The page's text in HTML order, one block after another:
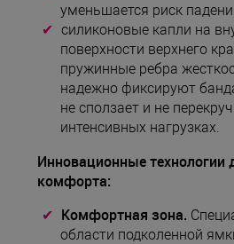
уменьшается риск
силиконовые капли на
поверхности верхнего
пружинные ребра
надежно фиксируют
не сползает и не
интенсивных нагрузках.
Инновационные технологии
комфорта:
Комфортная зона.
области подколенной